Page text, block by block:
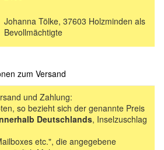
Johanna Tölke, 37603 Holzminden als
Bevollmächtigte
zum Versand
und Zahlung:
so bezieht sich der genannte Preis
Deutschlands, Inselzuschlag
etc.", die angegebene